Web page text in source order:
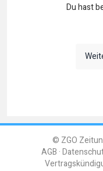
Du hast
© ZGO
AGB